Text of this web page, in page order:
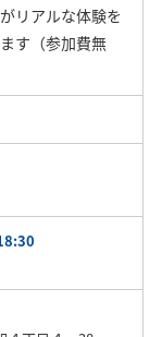
リアルな体験を
す（参加費無